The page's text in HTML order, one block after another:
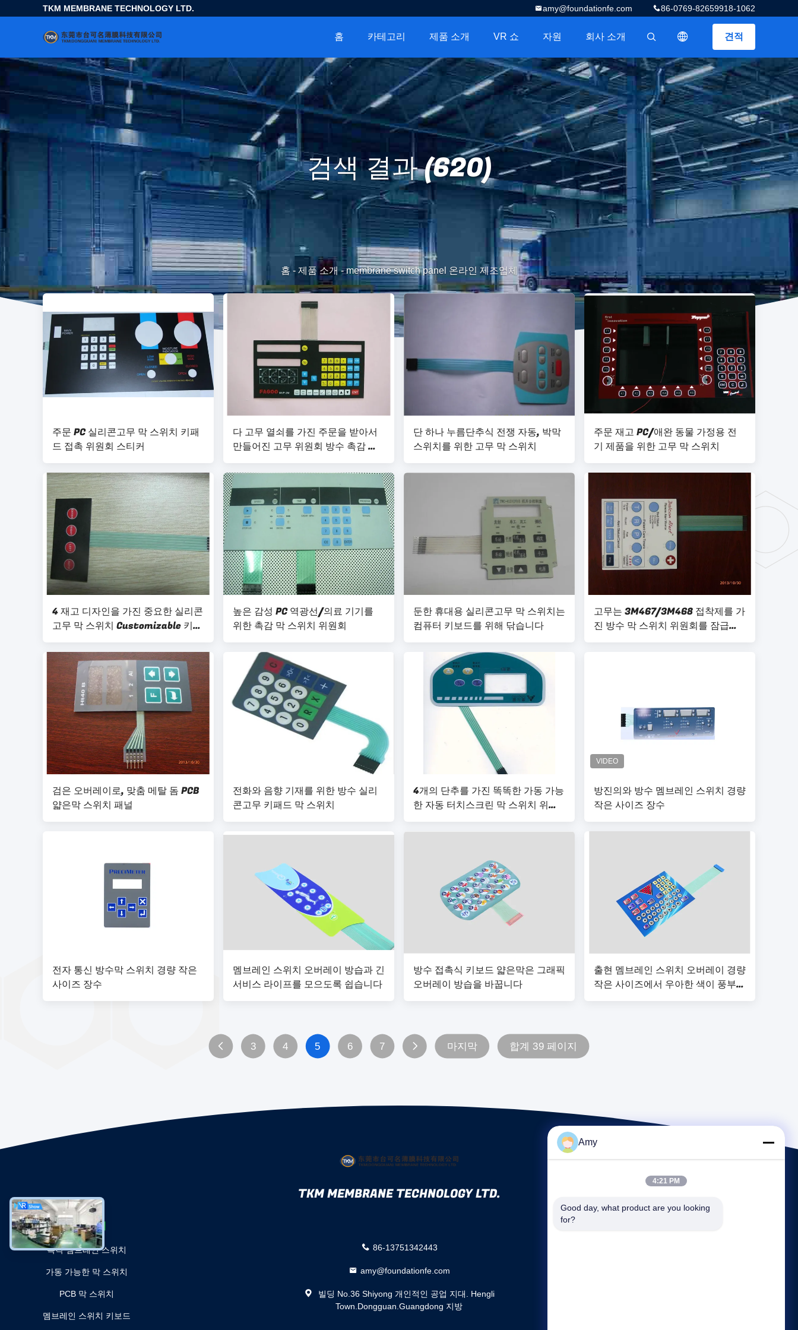
TKM MEMBRANE TECHNOLOGY LTD. 86-0769-82659918-1062
amy@foundationfe.com
견적
描述
홈 카테고리 제품 소개 VR 쇼 자원 회사 소개
검색 결과 (620)
홈 - 제품 소개-membrane switch panel 온라인 제조업체
주문 PC 실리콘고무 막 스위치 키패
드 접촉 위원회 스티커
다 고무 열쇠를 가진 주문을 받아서
만들어진 고무 위원회 방수 촉감 막
스위치
단 하나 누름단추식 전쟁 자동, 박막
스위치를 위한 고무 막 스위치
주문 재고 PC/애완 동물 가정용 전
기 제품을 위한 고무 막 스위치
4 재고 디자인을 가진 중요한 실리콘
고무 막 스위치 Customizable 키패
드
높은 감성 PC 역광선/의료 기기를
위한 촉감 막 스위치 위원회
둔한 휴대용 실리콘고무 막 스위치는
컴퓨터 키보드를 위해 닦습니다
고무는 3M467/3M468 접착제를 가
진 방수 막 스위치 위원회를 잠급니
다
검은 오버레이로, 맞춤 메탈 돔 PCB
얇은막 스위치 패널
전화와 음향 기재를 위한 방수 실리
콘고무 키패드 막 스위치
4개의 단추를 가진 똑똑한 가동 가능
한 자동 터치스크린 막 스위치 위원
회
방진의와 방수 멤브레인 스위치 경량
작은 사이즈 장수
전자 통신 방수막 스위치 경량 작은
사이즈 장수
멤브레인 스위치 오버레이 방습과 긴
서비스 라이프를 모으도록 쉽습니다
방수 접촉식 키보드 얇은막은 그래픽
오버레이 방습을 바꿉니다
출현 멤브레인 스위치 오버레이 경량
작은 사이즈에서 우아한 색이 풍부합
니다
3 4 5 6 7 마지막 합계 39 페이지
TKM MEMBRANE TECHNOLOGY LTD.
카테고리
촉각 멤브레인 스위치
가동 가능한 막 스위치
PCB 막 스위치
멤브레인 스위치 키보드
86-13751342443
amy@foundationfe.com
빌딩 No.36 Shiyong 개인적인 공업 지대. Hengli
Town.Dongguan.Guangdong 지방
Amy
4:21 PM
Good day, what product are you looking
for?